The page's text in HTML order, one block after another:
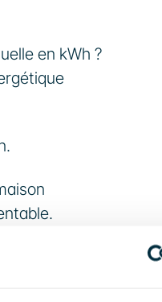
en kWh ?